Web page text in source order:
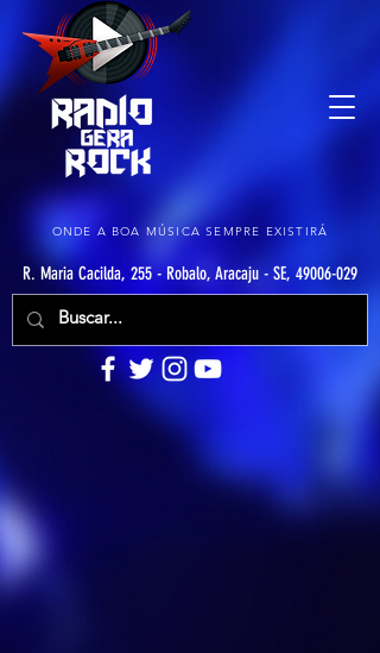
ONDE A BOA MÚSICA SEMPRE EXISTIRÁ
R. Maria Cacilda, 255 - Robalo, Aracaju - SE, 49006-029